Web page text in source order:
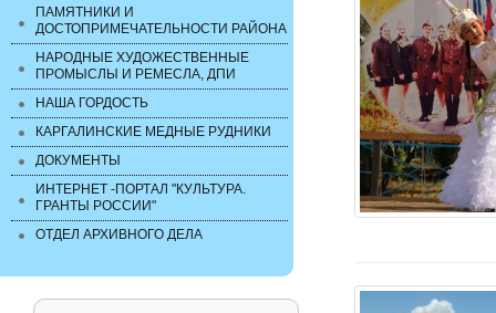
ПАМЯТНИКИ И
ДОСТОПРИМЕЧАТЕЛЬНОСТИ РАЙОНА
НАРОДНЫЕ ХУДОЖЕСТВЕННЫЕ
ПРОМЫСЛЫ И РЕМЕСЛА, ДПИ
НАША ГОРДОСТЬ
КАРГАЛИНСКИЕ МЕДНЫЕ РУДНИКИ
ДОКУМЕНТЫ
ИНТЕРНЕТ -ПОРТАЛ "КУЛЬТУРА.
ГРАНТЫ РОССИИ"
ОТДЕЛ АРХИВНОГО ДЕЛА